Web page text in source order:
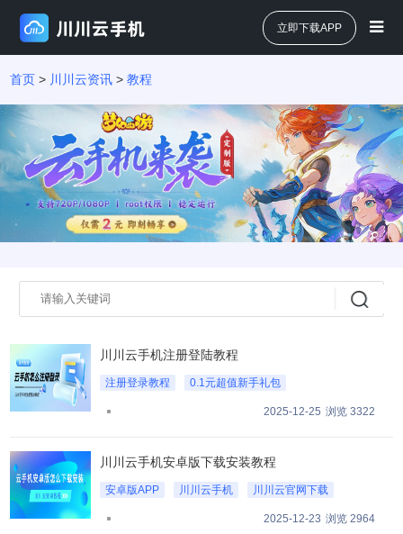
立即下载APP
首页 > 川川云资讯 >教程
川川云手机注册登陆教程
注册登录教程
0.1元超值新手礼包
注册并登录川川云手机
浏览 3322
2025-12-25
川川云手机安卓版下载安装教程
安卓版APP 川川云手机 川川云官网下载
浏览 2964
2025-12-23